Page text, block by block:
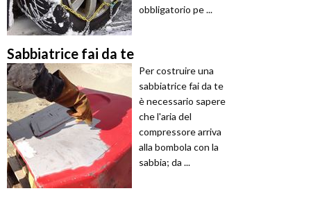
obbligatorio pe ...
Sabbiatrice fai da te
Per costruire una
sabbiatrice fai da te
è necessario sapere
che l'aria del
compressore arriva
alla bombola con la
sabbia; da ...